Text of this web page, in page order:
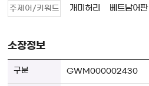
주제어/키워드 개미허리 베트남어판
소장정보
GWM000002430